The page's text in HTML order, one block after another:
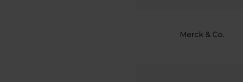
Merck & Co.